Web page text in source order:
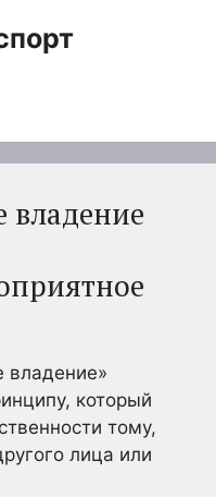
владение
владение»
который
тому,
лица или